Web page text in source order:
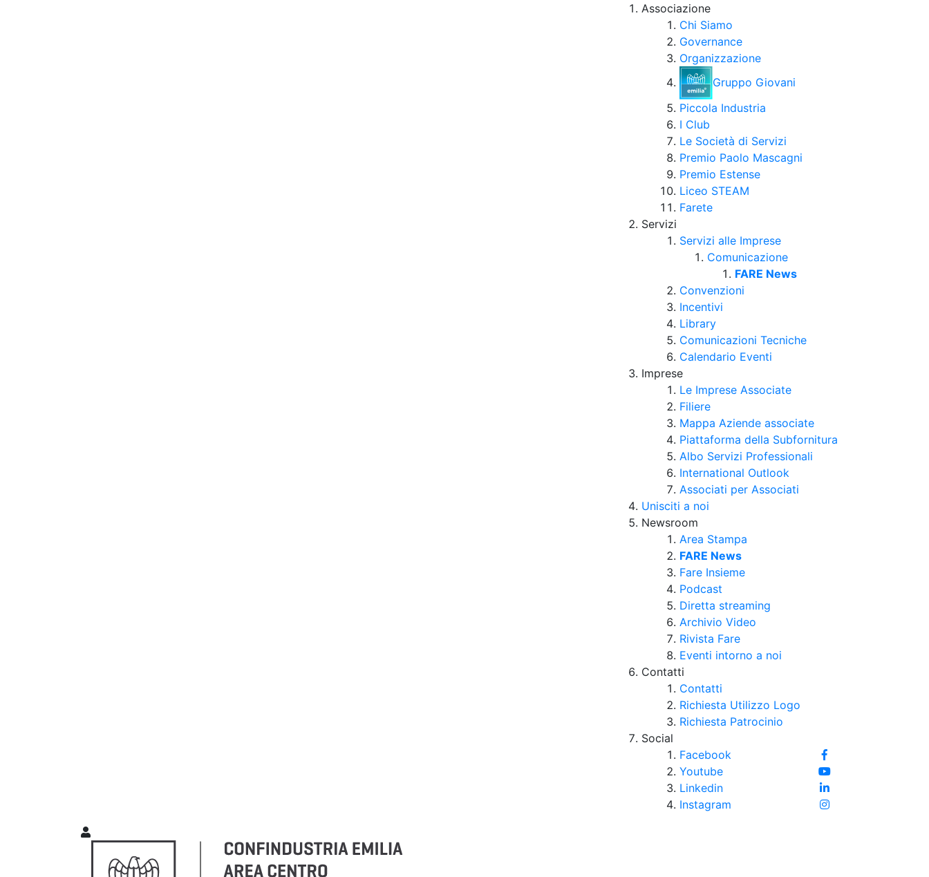
Associazione
Chi Siamo
Governance
Organizzazione
Gruppo Giovani
Piccola Industria
I Club
Le Società di Servizi
Premio Paolo Mascagni
Premio Estense
Liceo STEAM
Farete
Servizi
Servizi alle Imprese
Comunicazione
FARE News
Convenzioni
Incentivi
Library
Comunicazioni Tecniche
Calendario Eventi
Imprese
Le Imprese Associate
Filiere
Mappa Aziende associate
Piattaforma della Subfornitura
Albo Servizi Professionali
International Outlook
Associati per Associati
Unisciti a noi
Newsroom
Area Stampa
FARE News
Fare Insieme
Podcast
Diretta streaming
Archivio Video
Rivista Fare
Eventi intorno a noi
Contatti
Contatti
Richiesta Utilizzo Logo
Richiesta Patrocinio
Social
Facebook
Youtube
Linkedin
Instagram